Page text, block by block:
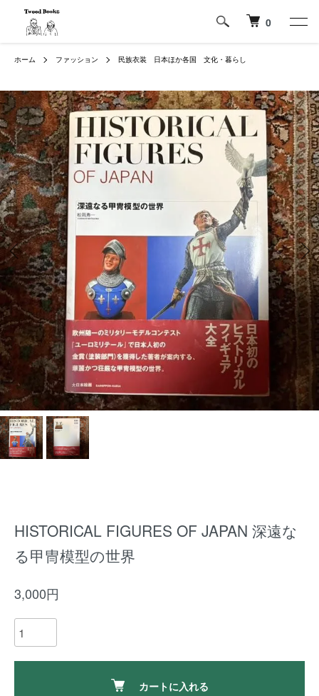
0
ホーム ファッション 民族衣装 日本ほか各国 文化・暮らし
HISTORICAL FIGURES OF JAPAN 深遠な
る甲冑模型の世界
3,000円
カートに入れる